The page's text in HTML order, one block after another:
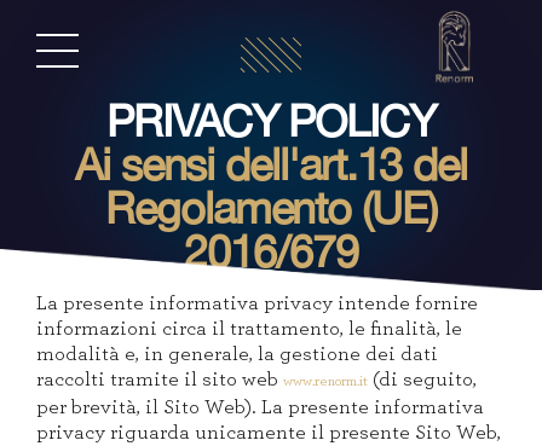
PRIVACY POLICY
Ai sensi dell'art.13 del
Regolamento (UE)
2016/679
La presente informativa privacy intende fornire
informazioni circa il trattamento, le finalità, le
modalità e, in generale, la gestione dei dati
raccolti tramite il sito web www.renorm.it (di seguito,
per brevità, il Sito Web). La presente informativa
privacy riguarda unicamente il presente Sito Web,